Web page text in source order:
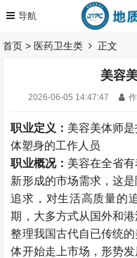
首页 > 医药卫生类 正文
美容
2026-06-05 14:47:47
职业定义： 美容美体师
体塑身的工作人员
职业概况： 美容在全省
新形成的市场需求，这
追求，对生活高质量的
期，大多方式从国外和
整理我国古代自已传统
体开始走上市场，形势